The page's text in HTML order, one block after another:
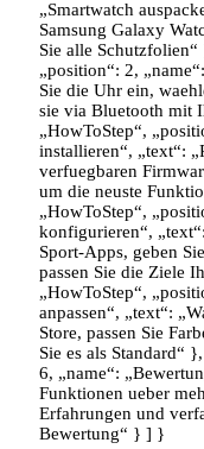
„Smartwatch
Samsung Galaxy
Sie alle
„position“: 2,
Sie die Uhr ein,
sie via Bluetooth mit
„HowToStep“,
installieren“, „text“:
verfuegbaren
um die neuste
„HowToStep“,
konfigurieren“,
Sport-Apps, geben
passen Sie die Ziele
„HowToStep“,
anpassen“, „text“:
Store, passen Sie
Sie es als Standard“
6, „name“:
Funktionen ueber
Erfahrungen und
Bewertung“ } ] }